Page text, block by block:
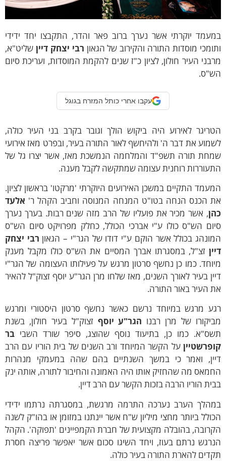
יוקרתי אשר נערך ברוב פאר והדר, התקבצו יחד ידידי
מוסדות התורה והקירוב של הגאוןרבי יצחק דייןשליט"א,
העיר חולון, לציון כ"ז שנים להקמת המוסדות, ועריכת סיום
עקבו אחרי כותל המזרח בגוגל
לאירוע היה ביקוש הולך וגובר בקרב בני העיר כולה,
את דבר ה' ולהיחשף לאור התורה בעיר, ובפרט מאז אירועי
תורה תשפ"ד והמלחמה הנמשכת מאז, אשר יצרו גל של
רוחנית עצומה שמתקשה לקבל מענה.
התקיים במשכן האירועים היוקרתי 'מרקטו' בראשון לציון.
הכנס הנחה בטו"ט המנחה המנוסה וחביב הקהל ר' אלעד
, אשר מכיר את פועליו של הרב מזה שנים רבות. בערך נערך
הש"ס כולו ע"י אברכי הכולל, כחלק מפרויקט סיום הש"ס
בכולל אשר הוקם ע"י דודו של הגר"י – הגאוןרבי יצחק
זצ"ל, במסגרתו אברך המסיים את הש"ס כולו מקבל מענק
כמו כן נחשף סרטון מרגש על פעילותו העצומה של הגר"י
בעיר לאורך השנים, מאז שלחו מרן הגר"ע יוסף זצוק"ל להאיר
העיר באור התורה.
מרגש במיוחד נרשם כאשר נחשף סרטון היסטורי ומרגש
של מרן רבנוהגר"ע יוסףזצוק"ל בעיר חולון, בשנת
כמו כן, בתיעוד נוסף שהוצג, סיפר שורד השביבר
על הקשר המיוחד ורב השנים של בית הוריו עם הרב
ואמר כי במשך השנתיים בהם שהה במעמקי מנהרות
מה שהחזיק אותו היה האמונה והחיבור לתורה, אותה ינק
הוריו הרבה בזכות הקשר עם הרב דיין.
הערב נערכה התרמה מרגשת, במסגרתה נרתמו ידידי
ביותר מחצי מיליון ש"ח אשר יינתנו במזומן או בהו"ק לשנה
בהובלה מקצועית של חברת הקמפיינים 'תפוקה'. הקהל
נרתם בעוז, ויחד השיגו סכום אשר יאפשר פריצה חסרת
להארת התורה בעיר כולה.